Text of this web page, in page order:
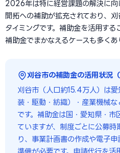
2026年は特に経営課題の解決に向
開拓への補助が拡充されており、
タイミングです。補助金を活用す
補助金でまかなえるケースも多くあ
刈谷市の補助金の活用状況
刈谷市（人口約15.4万人）は
装・駆動・紡織）・産業機械
です。補助金は国・愛知県・
ていますが、制度ごとに公募
り、事業計画書の作成や電子
準備が必要です。申請代行を